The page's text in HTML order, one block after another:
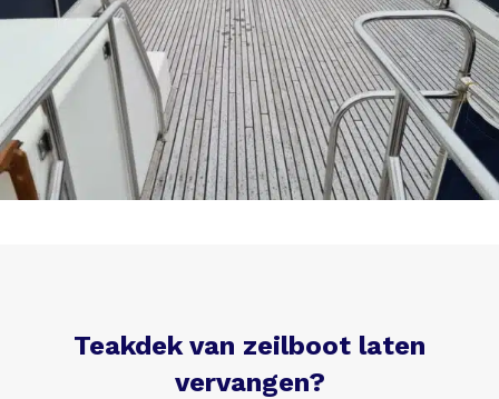
Teakdek van zeilboot laten
vervangen?